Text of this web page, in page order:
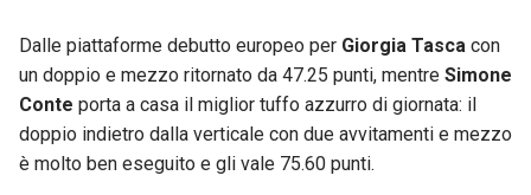
Dalle piattaforme debutto europeo per Giorgia Tasca con
un doppio e mezzo ritornato da 47.25 punti, mentre Simone
Conte porta a casa il miglior tuffo azzurro di giornata: il
doppio indietro dalla verticale con due avvitamenti e mezzo
è molto ben eseguito e gli vale 75.60 punti.